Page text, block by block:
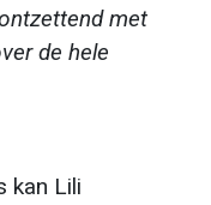
met
de hele
kan Lili